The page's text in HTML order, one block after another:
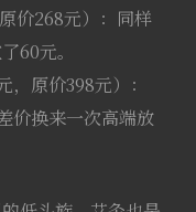
价268元）：同样
60元。
原价398元）：
价换来一次高端放